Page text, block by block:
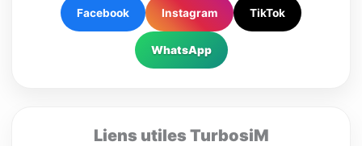
Facebook Instagram TikTok
WhatsApp
Liens utiles TurbosiM